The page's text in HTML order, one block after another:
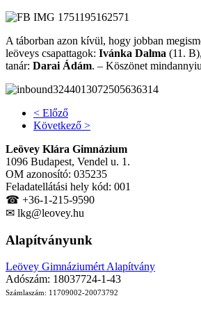
A táborban azon kívül, hogy jobban
leöveys csapattagok: Ivánka Dalma (11. B),
tanár: Darai Ádám. – Köszönet
< Előző
Következő >
Leövey Klára Gimnázium
1096 Budapest, Vendel u. 1.
OM azonosító: 035235
Feladatellátási hely kód: 001
☎ +36-1-215-9590
✉ lkg@leovey.hu
Alapítványunk
Leövey Gimnáziumért Alapítvány
Adószám: 18037724-1-43
Számlaszám: 11709002-20073792